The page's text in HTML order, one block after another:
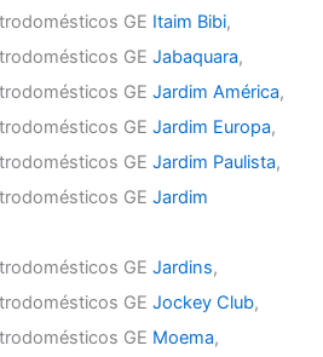
GE Itaim Bibi,
GEJabaquara,
GEJardim América,
GEJardim Europa,
GEJardim Paulista,
GEJardim
GEJardins,
GEJockey Club,
GE Moema,